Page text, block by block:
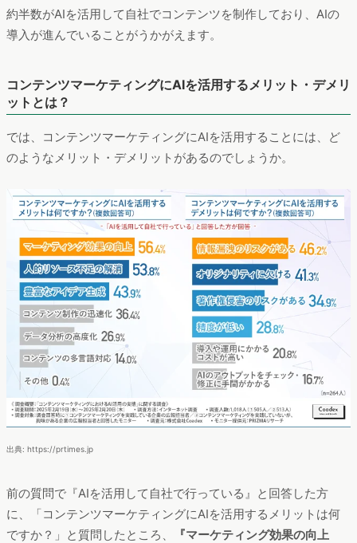
約半数がAIを活用して自社でコンテンツを制作しており、AIの
導入が進んでいることがうかがえます。
コンテンツマーケティングにAIを活用するメリット・デメリ
ットとは？
では、コンテンツマーケティングにAIを活用することには、ど
のようなメリット・デメリットがあるのでしょうか。
出典: https://prtimes.jp
前の質問で『AIを活用して自社で行っている』と回答した方
に、「コンテンツマーケティングにAIを活用するメリットは何
ですか？」と質問したところ、
『マーケティング効果の向上